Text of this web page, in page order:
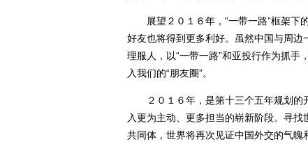
展望２０１６年，“一带一路”框架下
好友也将得到更多利好。虽然中国与周
理服人，以“一带一路”和亚投行作为抓
入我们的“朋友圈”。
２０１６年，是第十三个五年规划的
入更为主动、更多担当的崭新阶段。寻
共同体，世界将再次见证中国外交的气魄